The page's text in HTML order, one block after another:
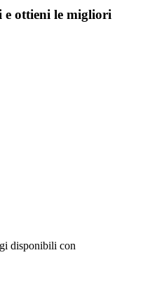
e ottieni le migliori
disponibili con